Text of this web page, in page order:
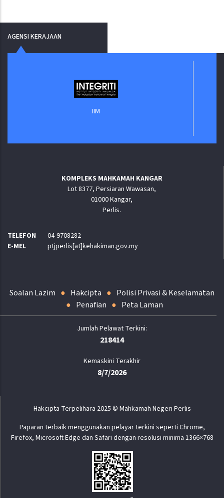
AGENSI KERAJAAN
KOMPLEKS MAHKAMAH KANGAR
Lot 8377, Persiaran Wawasan,
01000 Kangar,
Perlis.
TELEFON
04-9708282
E-MEL
ptjperlis[at]kehakiman.gov.my
Soalan Lazim Hakcipta
Polisi Privasi & Keselamatan
Penafian
Peta Laman
218414
Kemaskini Terakhir
8/7/2026
Hakcipta Terpelihara 2025 © Mahkamah Negeri Perlis
Paparan terbaik menggunakan pelayar terkini seperti Chrome,
Firefox, Microsoft Edge dan Safari dengan resolusi minima 1366×768